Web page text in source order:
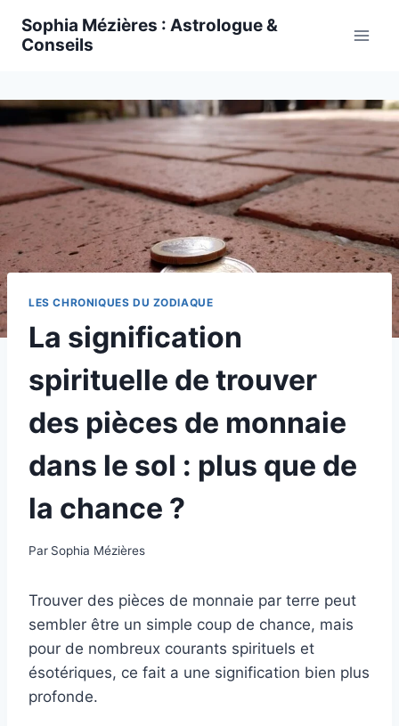
Sophia Mézières : Astrologue &
Conseils
LES CHRONIQUES DU ZODIAQUE
La signification
spirituelle de trouver
des pièces de monnaie
dans le sol : plus que de
la chance ?
Par Sophia Mézières
Trouver des pièces de monnaie par terre peut
sembler être un simple coup de chance, mais
pour de nombreux courants spirituels et
ésotériques, ce fait a une signification bien plus
profonde.